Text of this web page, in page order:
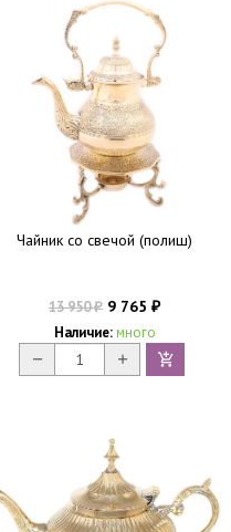
Чайник со свечой (полиш)
13 950₽ 9 765 ₽
Наличие: много